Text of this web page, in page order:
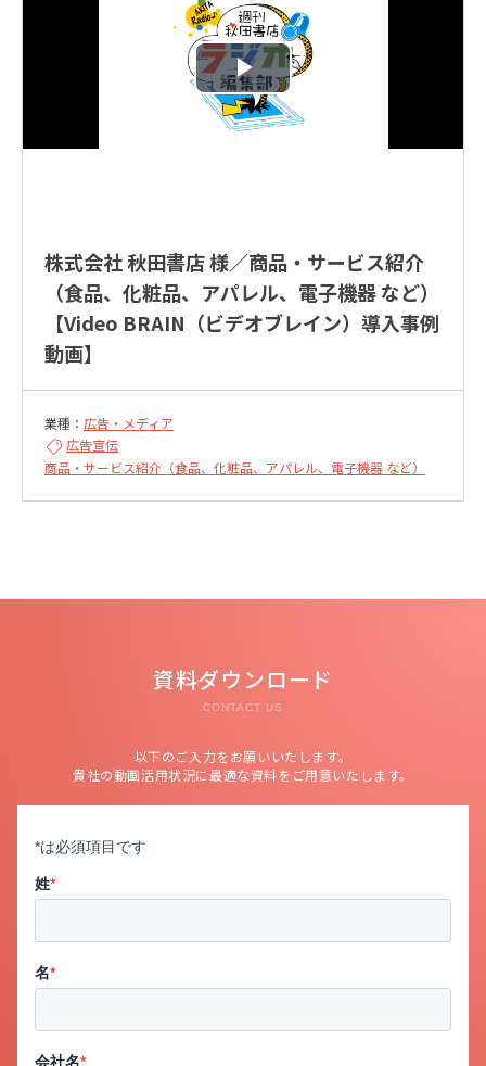
株式会社 秋田書店 様／商品・サービス紹介
（食品、化粧品、アパレル、電子機器 など）
【Video BRAIN（ビデオブレイン）導入事例
動画】
業種： 広告・メディア
広告宣伝
商品・サービス紹介（食品、化粧品、アパレル、電子機器 など）
資料ダウンロード
CONTACT US
以下のご入力をお願いいたします。
貴社の動画活用状況に最適な資料をご用意いたします。